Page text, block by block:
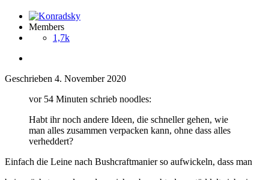
Members
1,7k
Geschrieben 4. November 2020
vor 54 Minuten schrieb noodles:
Habt ihr noch andere Ideen, die schneller gehen, wie
man alles zusammen verpacken kann, ohne dass alles
verheddert?
Einfach die Leine nach Bushcraftmanier so aufwickeln, dass man